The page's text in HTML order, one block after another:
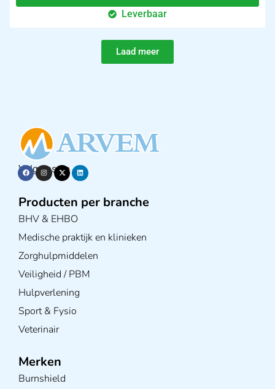
Leverbaar
Laad meer
Volg ons op
Producten per branche
BHV & EHBO
Medische praktijk en klinieken
Zorghulpmiddelen
Veiligheid / PBM
Hulpverlening
Sport & Fysio
Veterinair
Merken
Burnshield